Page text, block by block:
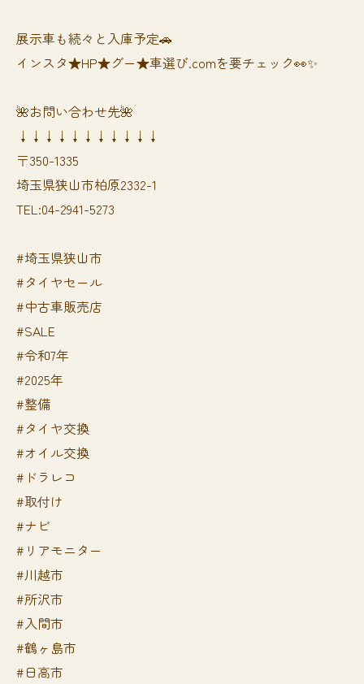
展示車も続々と入庫予定🚗
インスタ★HP★グー★車選び.comを要チェック👀✨
🌺お問い合わせ先🌺
↓↓↓↓↓↓↓↓↓↓↓
〒350-1335
埼玉県狭山市柏原2332-1
TEL:04-2941-5273
#埼玉県狭山市
#タイヤセール
#中古車販売店
#SALE
#令和7年
#2025年
#整備
#タイヤ交換
#オイル交換
#ドラレコ
#取付け
#ナビ
#リアモニター
#川越市
#所沢市
#入間市
#鶴ヶ島市
#日高市